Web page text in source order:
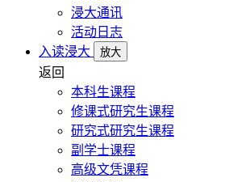
浸大通讯
活动日志
入读浸大
放大
返回
本科生课程
修课式研究生课程
研究式研究生课程
副学士课程
高级文凭课程